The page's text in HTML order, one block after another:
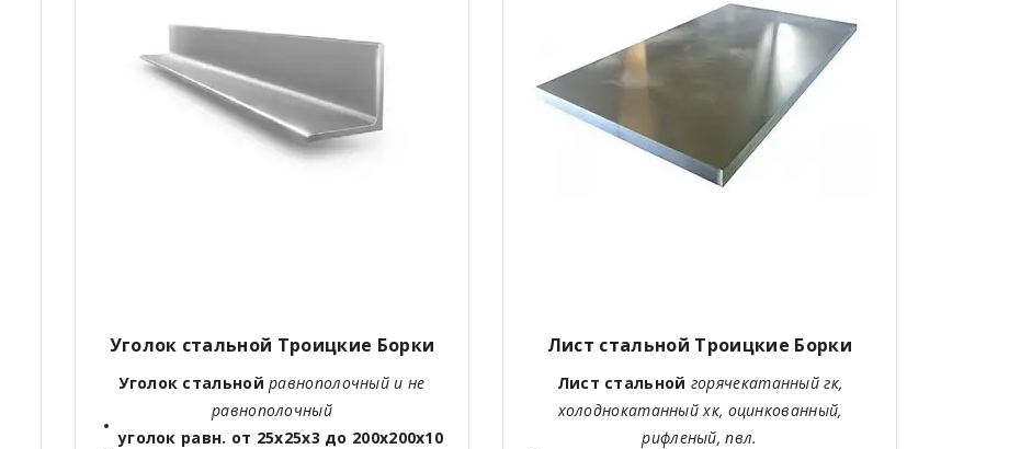
Уголок стальной Троицкие Борки
Уголок стальной равнополочный и не
равнополочный
уголок равн. от 25х25х3 до 200х200х10
Лист стальной Троицкие Борки
Лист стальной горячекатанный гк,
холоднокатанный хк, оцинкованный,
рифленый, пвл.